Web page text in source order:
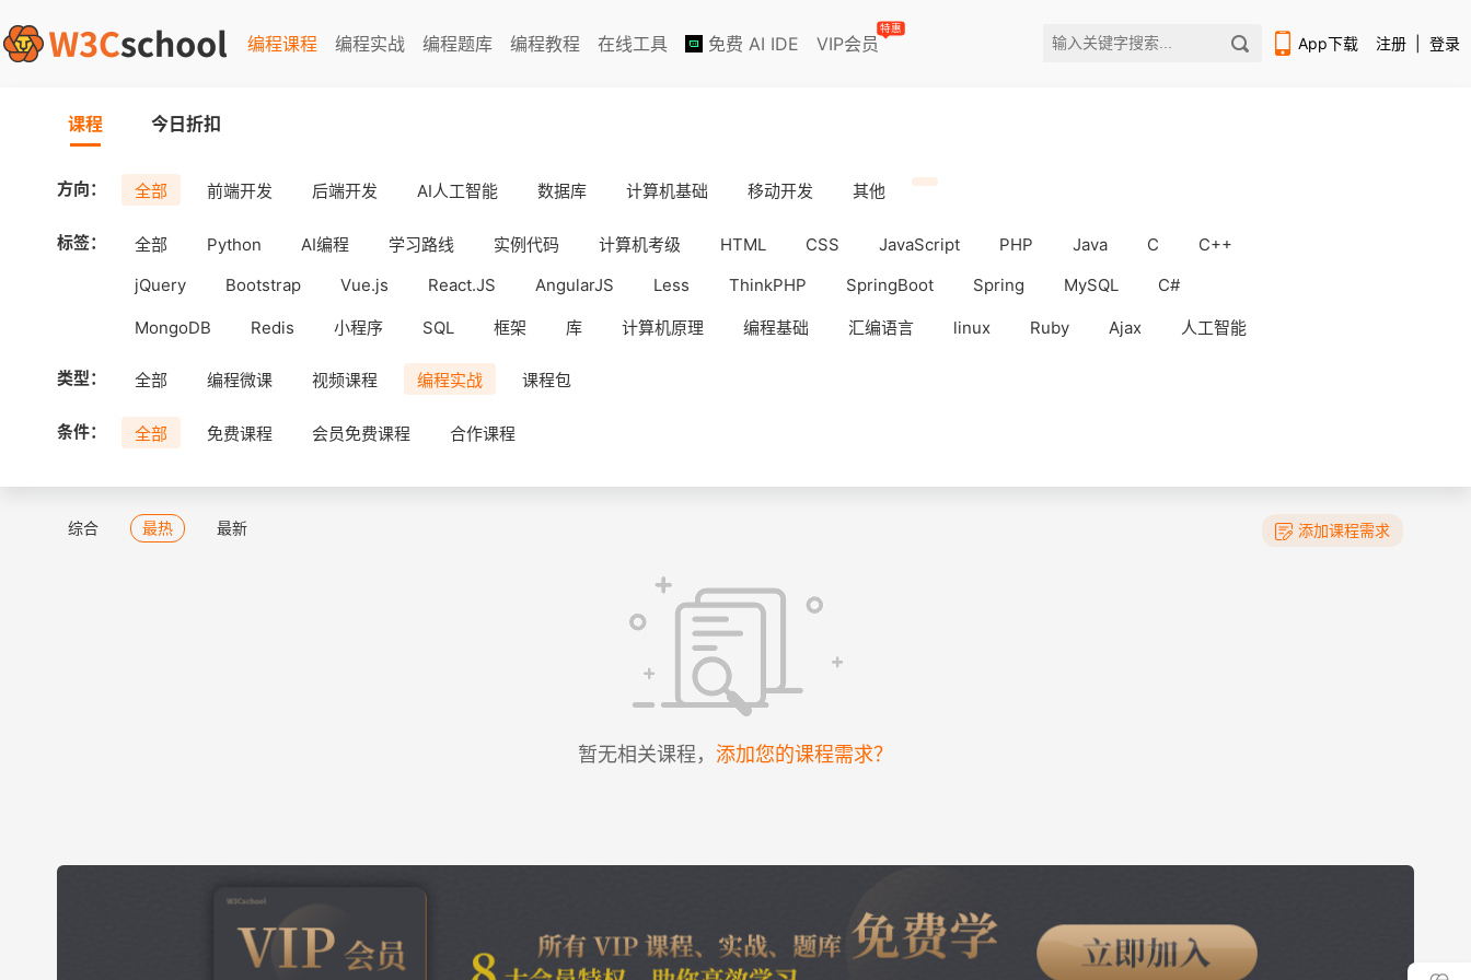
编程课程 编程实战 编程题库 编程教程 在线工具 免费 AI IDE VIP会员
特惠
App下载 注册 登录
课程 今日折扣
方向： 全部 前端开发 后端开发 AI人工智能 数据库 计算机基础 移动开发 其他
标签： 全部 Python AI编程 学习路线 实例代码 计算机考级 HTML CSS JavaScript PHP Java C
C++
jQuery
Bootstrap Vue.js React.JS AngularJS Less ThinkPHP SpringBoot Spring MySQL C#
MongoDB Redis 小程序 SQL 框架 库 计算机原理 编程基础 汇编语言 linux Ruby Ajax 人工智能
工具 Android uni-app APICloud iOS
类型： 全部 编程微课 视频课程 编程实战 课程包
条件： 全部 免费课程 会员免费课程 合作课程
综合 最热 最新 添加课程需求
暂无相关课程， 添加您的课程需求？